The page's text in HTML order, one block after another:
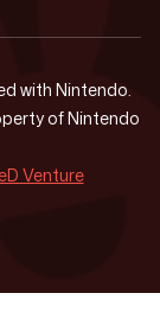
with Nintendo.
of Nintendo
Venture